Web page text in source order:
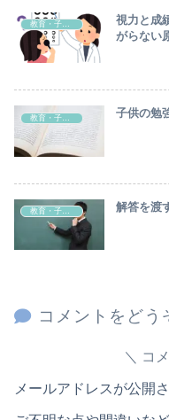
視力と成
がらない
子供の勉
教育・子育て 解答を渡
コメントをどう
コ
メールアドレスが公開